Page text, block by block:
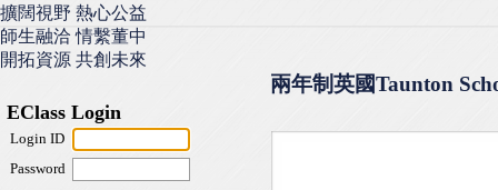
擴闊視野 熱心公益
師生融洽 情繫董中
開拓資源 共創未來
兩年制英國Taunton